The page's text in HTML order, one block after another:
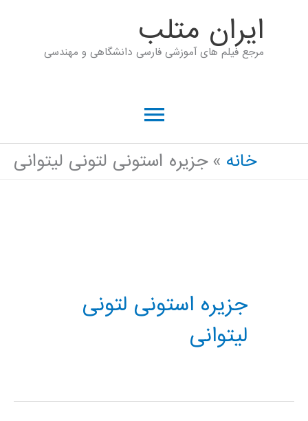
ايران متلب
مرجع فیلم های آموزشی فارسی دانشگاهی و مهندسی
فهرست
اصلی
خانه جزیره استونی لتونی لیتوانی
جزیره استونی لتونی
لیتوانی